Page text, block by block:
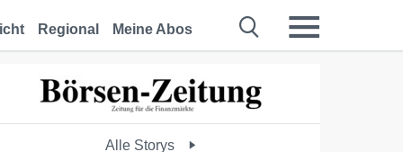
Regional Meine Abos
Alle Storys